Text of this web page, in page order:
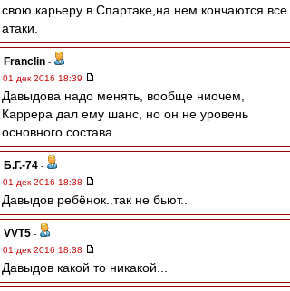
свою карьеру в Спартаке,на нем кончаются все
атаки.
Franclin -
01 дек 2016 18:39
Давыдова надо менять, вообще ниочем,
Каррера дал ему шанс, но он не уровень
основного состава
Б.Г.-74 -
01 дек 2016 18:38
Давыдов ребёнок..так не бьют..
VVT5 -
01 дек 2016 18:38
Давыдов какой то никакой...